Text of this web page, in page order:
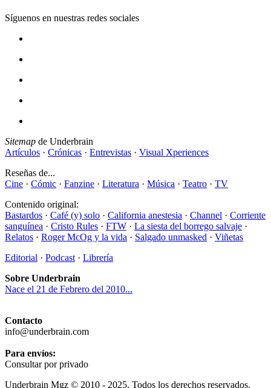
Síguenos en nuestras redes sociales
Sitemap de Underbrain
Artículos · Crónicas · Entrevistas · Visual Xperiences
Reseñas de...
Cine · Cómic · Fanzine · Literatura · Música · Teatro · TV
Contenido original:
Bastardos · Café (y) solo · California anestesia · Channel · Corriente
sanguínea · Cristo Rules · FTW · La siesta del borrego salvaje ·
Relatos · Roger McOg y la vida · Salgado unmasked · Viñetas
Editorial · Podcast · Librería
Sobre Underbrain
Nace el 21 de Febrero del 2010...
Contacto
info@underbrain.com
Para envíos:
Consultar por privado
Underbrain Mgz © 2010 - 2025. Todos los derechos reservados.